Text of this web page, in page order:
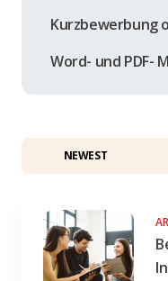
Kurzbewerbung
Word- und PDF-
NEWEST